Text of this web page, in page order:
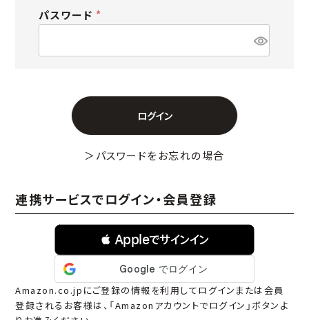
パスワード
ログイン
＞パスワードをお忘れの場合
連携サービスでログイン・会員登録
 Appleでサインイン
Amazon.co.jpにご登録の情報を利用してログインまたは会員
登録されるお客様は、「Amazonアカウントでログイン」ボタンよ